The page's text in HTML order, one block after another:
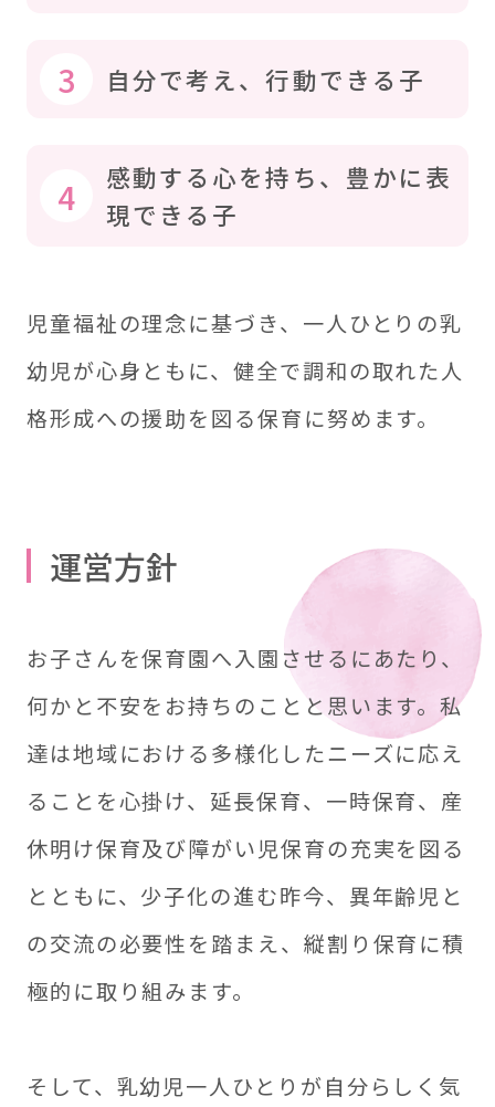
3 自分で考え、行動できる子
4
感動する心を持ち、豊かに表
現できる子
児童福祉の理念に基づき、一人ひとりの乳
幼児が心身ともに、健全で調和の取れた人
格形成への援助を図る保育に努めます。
運営方針
お子さんを保育園へ入園させるにあたり、
何かと不安をお持ちのことと思います。私
達は地域における多様化したニーズに応え
ることを心掛け、延長保育、一時保育、産
休明け保育及び障がい児保育の充実を図る
とともに、少子化の進む昨今、異年齢児と
の交流の必要性を踏まえ、縦割り保育に積
極的に取り組みます。
そして、乳幼児一人ひとりが自分らしく気